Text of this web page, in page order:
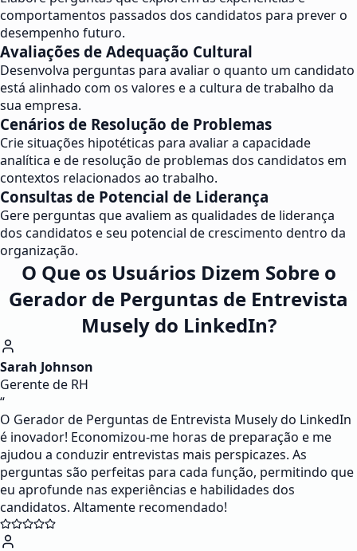
comportamentos passados dos candidatos para prever o
desempenho futuro.
Avaliações de Adequação Cultural
Desenvolva perguntas para avaliar o quanto um candidato
está alinhado com os valores e a cultura de trabalho da
sua empresa.
Cenários de Resolução de Problemas
Crie situações hipotéticas para avaliar a capacidade
analítica e de resolução de problemas dos candidatos em
contextos relacionados ao trabalho.
Consultas de Potencial de Liderança
Gere perguntas que avaliem as qualidades de liderança
dos candidatos e seu potencial de crescimento dentro da
organização.
O Que os Usuários Dizem Sobre o
Gerador de Perguntas de Entrevista
Musely do LinkedIn?
Sarah Johnson
Gerente de RH
“
O Gerador de Perguntas de Entrevista Musely do LinkedIn
é inovador! Economizou-me horas de preparação e me
ajudou a conduzir entrevistas mais perspicazes. As
perguntas são perfeitas para cada função, permitindo que
eu aprofunde nas experiências e habilidades dos
candidatos. Altamente recomendado!